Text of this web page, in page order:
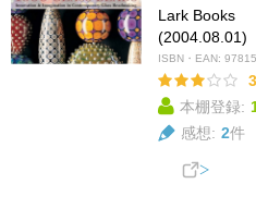
Lark Books
(2004.08.01)
ISBN・EAN:
本棚登録:
感想: 2件